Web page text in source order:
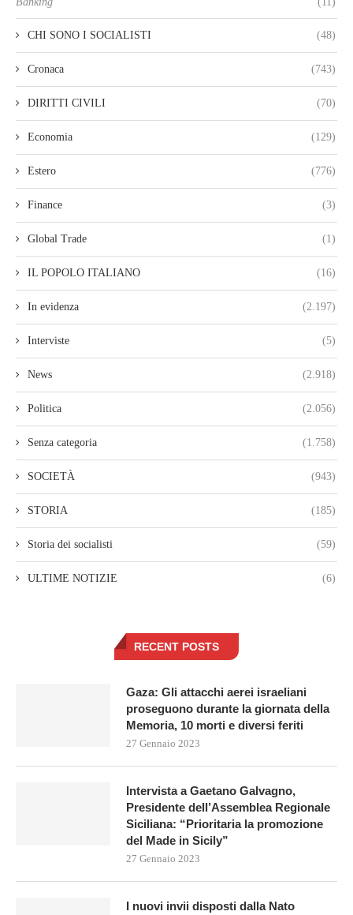
CHI SONO I SOCIALISTI (48)
Cronaca (743)
DIRITTI CIVILI (70)
Economia (129)
Estero (776)
Finance (3)
Global Trade (1)
IL POPOLO ITALIANO (16)
In evidenza (2.197)
Interviste (5)
News (2.918)
Politica (2.056)
Senza categoria (1.758)
SOCIETÀ (943)
STORIA (185)
Storia dei socialisti (59)
ULTIME NOTIZIE (6)
RECENT POSTS
Gaza: Gli attacchi aerei israeliani
proseguono durante la giornata della
Memoria, 10 morti e diversi feriti
27 Gennaio 2023
Intervista a Gaetano Galvagno,
Presidente dell’Assemblea Regionale
Siciliana: “Prioritaria la promozione
del Made in Sicily”
27 Gennaio 2023
I nuovi invii disposti dalla Nato